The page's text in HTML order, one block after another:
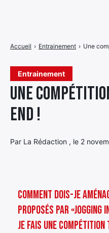
Entrainement
Une
end !
Par La Rédaction , le 2
Accueil › Entrainement › Une
Comment dois-je
proposés par
je fais une compétition